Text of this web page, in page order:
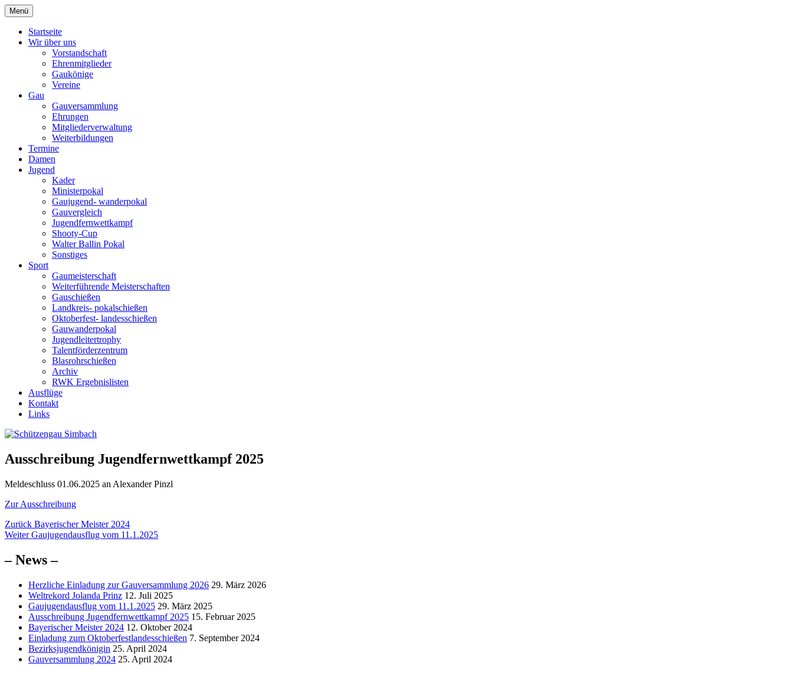
Zum
Inhalt
springen
Schützengau Simbach
Menü
Startseite
Wir über uns
Vorstandschaft
Ehrenmitglieder
Gaukönige
Vereine
Gau
Gauversammlung
Ehrungen
Mitgliederverwaltung
Weiterbildungen
Termine
Damen
Jugend
Kader
Ministerpokal
Gaujugend- wanderpokal
Gauvergleich
Jugendfernwettkampf
Shooty-Cup
Walter Ballin Pokal
Sonstiges
Sport
Gaumeisterschaft
Weiterführende Meisterschaften
Gauschießen
Landkreis- pokalschießen
Oktoberfest- landesschießen
Gauwanderpokal
Jugendleitertrophy
Talentförderzentrum
Blasrohrschießen
Archiv
RWK Ergebnislisten
Ausflüge
Kontakt
Links
Ausschreibung Jugendfernwettkampf 2025
Meldeschluss 01.06.2025 an Alexander Pinzl
Zur Ausschreibung
Beitragsnavigation
Zurück Vorheriger
Beitrag:
Bayerischer Meister 2024
Weiter Nächster
Gaujugendausflug vom 11.1.2025
– News –
Herzliche Einladung zur Gauversammlung 2026 29. März 2026
Weltrekord Jolanda Prinz 12. Juli 2025
Gaujugendausflug vom 11.1.2025 29. März 2025
Ausschreibung Jugendfernwettkampf 2025 15. Februar 2025
Bayerischer Meister 2024 12. Oktober 2024
Einladung zum Oktoberfestlandesschießen 7. September 2024
Bezirksjugendkönigin 25. April 2024
Gauversammlung 2024 25. April 2024